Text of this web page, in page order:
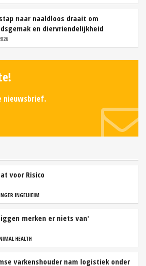
naar naaldloos draait om
en diervriendelijkheid
nieuwsbrief.
voor Risico
INGELHEIM
merken er niets van'
HEALTH
varkenshouder nam logistiek onder